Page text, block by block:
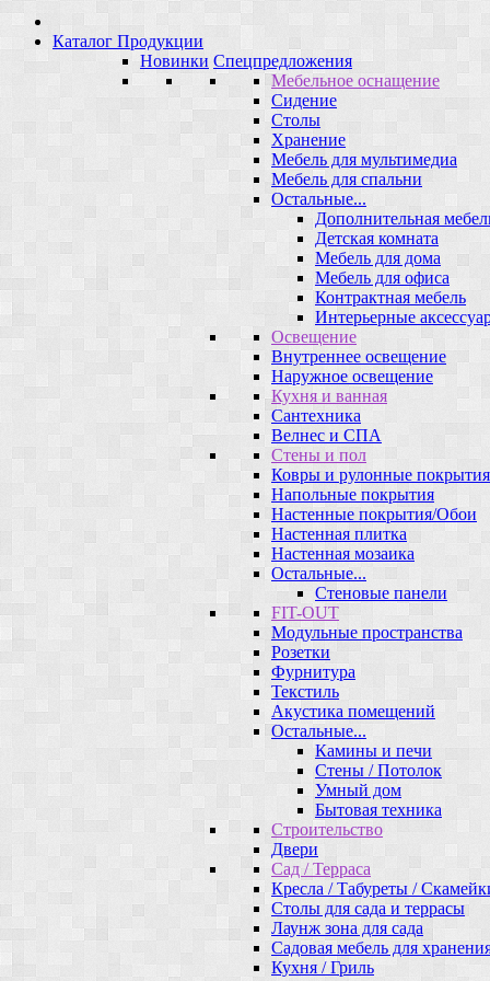
Каталог Продукции
Новинки Спецпредложения
Мебельное оснащение
Сидение
Столы
Хранение
Мебель для мультимедиа
Мебель для спальни
Остальные...
Дополнительная
Детская комната
Мебель для дома
Мебель для офиса
Контрактная мебель
Интерьерные
Освещение
Внутреннее освещение
Наружное освещение
Кухня и ванная
Сантехника
Велнес и СПА
Стены и пол
Ковры и рулонные покрытия
Напольные покрытия
Настенные покрытия/Обои
Настенная плитка
Настенная мозаика
Остальные...
Стеновые панели
FIT-OUT
Модульные пространства
Розетки
Фурнитура
Текстиль
Акустика помещений
Остальные...
Камины и печи
Стены / Потолок
Умный дом
Бытовая техника
Строительство
Двери
Сад / Терраса
Кресла / Табуреты /
Столы для сада и террасы
Лаунж зона для сада
Садовая мебель для
Кухня / Гриль